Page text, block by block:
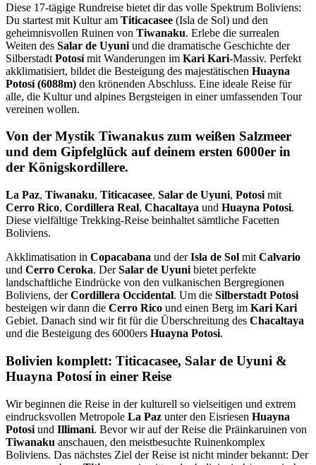
Diese 17-tägige Rundreise bietet dir das volle Spektrum Boliviens:
Du startest mit Kultur am Titicacasee (Isla de Sol) und den
geheimnisvollen Ruinen von Tiwanaku. Erlebe die surrealen
Weiten des Salar de Uyuni und die dramatische Geschichte der
Silberstadt Potosímit Wanderungen im Kari Kari-Massiv. Perfekt
akklimatisiert, bildet die Besteigung des majestätischen Huayna
Potosí (6088m) den krönenden Abschluss. Eine ideale Reise für
alle, die Kultur und alpines Bergsteigen in einer umfassenden Tour
vereinen wollen.
Von der Mystik Tiwanakus zum weißen Salzmeer
und dem Gipfelglück auf deinem ersten 6000er in
der Königskordillere.
La Paz, Tiwanaku, Titicacasee, Salar de Uyuni, Potosi mit
Cerro Rico, Cordillera Real, Chacaltaya und Huayna Potosi.
Diese vielfältige Trekking-Reise beinhaltet sämtliche Facetten
Boliviens.
Akklimatisation in Copacabana und derIsla de Sol mit Calvario
und Cerro Ceroka. DerSalar de Uyuni bietet perfekte
landschaftliche Eindrücke von den vulkanischen Bergregionen
Boliviens, derCordillera Occidental. Um die Silberstadt Potosi
besteigen wir dann die Cerro Rico und einen Berg im Kari Kari
Gebiet. Danach sind wir fit für die Überschreitung des Chacaltaya
und die Besteigung des 6000ers Huayna Potosi.
Bolivien komplett: Titicacasee, Salar de Uyuni &
Huayna Potosí in einer Reise
Wir beginnen die Reise in der kulturell so vielseitigen und extrem
eindrucksvollen Metropole La Paz unter den Eisriesen Huayna
Potosi und Illimani. Bevor wir auf der Reise die Präinkaruinen von
Tiwanaku anschauen, den meistbesuchte Ruinenkomplex
Boliviens. Das nächstes Ziel der Reise ist nicht minder bekannt: Der